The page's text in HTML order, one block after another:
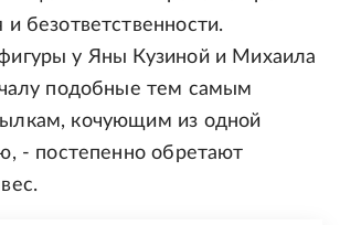
безответственности.
у Яны Кузиной и Михаила
подобные тем самым
кочующим из одной
- постепенно обретают